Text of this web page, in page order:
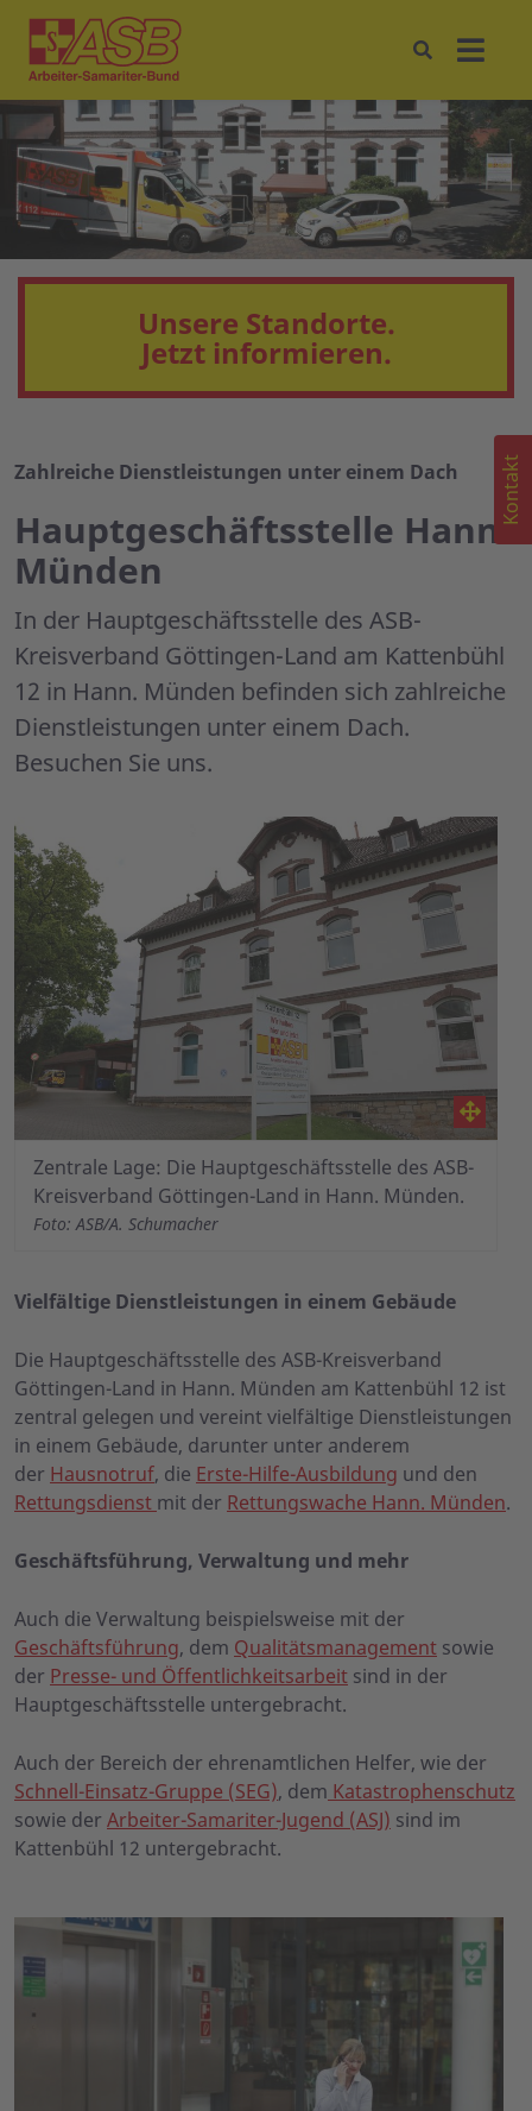
Unsere Standorte.
Jetzt informieren.
Zahlreiche Dienstleistungen unter einem Dach
Hauptgeschäftsstelle Hann.
Münden
In der Hauptgeschäftsstelle des ASB-
Kreisverband Göttingen-Land am Kattenbühl
12 in Hann. Münden befinden sich zahlreiche
Dienstleistungen unter einem Dach.
Besuchen Sie uns.
Zentrale Lage: Die Hauptgeschäftsstelle des ASB-
Kreisverband Göttingen-Land in Hann. Münden.
Foto: ASB/A. Schumacher
Vielfältige Dienstleistungen in einem Gebäude
Die Hauptgeschäftsstelle des ASB-Kreisverband
Göttingen-Land in Hann. Münden am Kattenbühl 12 ist
zentral gelegen und vereint vielfältige Dienstleistungen
in einem Gebäude, darunter unter anderem
der Hausnotruf, die Erste-Hilfe-Ausbildung und den
Rettungsdienst mit der Rettungswache Hann. Münden.
Geschäftsführung, Verwaltung und mehr
Auch die Verwaltung beispielsweise mit der
Geschäftsführung, dem Qualitätsmanagement sowie
der Presse- und Öffentlichkeitsarbeit sind in der
Hauptgeschäftsstelle untergebracht.
Auch der Bereich der ehrenamtlichen Helfer, wie der
Schnell-Einsatz-Gruppe (SEG), dem Katastrophenschutz
sowie der Arbeiter-Samariter-Jugend (ASJ) sind im
Kattenbühl 12 untergebracht.
Kontakt